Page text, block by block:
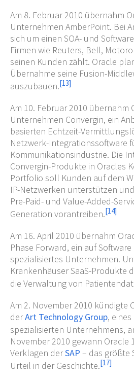
Am 8. Februar 2010 übernahm
Unternehmen AmberPoint. Bei
sich um einen SOA- und
Firmen wie Reuters, Bell,
seinen Kunden zählt. Oracle
Übernahme seine Fusion-
auszubauen.[13]
Am 10. Februar 2010 übernahm
Unternehmen Convergin, ein
basierten Echtzeit-
Netzwerk-Integrationssoftware
Kommunikationsindustrie. Die
Convergin-Produkte in Oracles
Portfolio soll Kunden auf dem
IP-Netzwerken unterstützen
Pre-Paid- und Value-Added-
Generation vorantreiben.[14]
Am 16. April 2010 übernahm
Phase Forward, ein auf
spezialisiertes Unternehmen.
Krankenhäuser SaaS-Produkte
die Verwaltung von
Am 2. November 2010 kündigte
derArt Technology Group,
spezialisierten Unternehmens,
November 2010 gewann Oracle
Verklagen derSAP – das größte
Urteil in der Geschichte.[17]